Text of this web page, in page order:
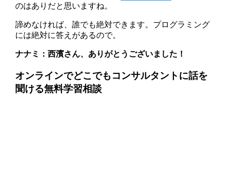
のはありだと思いますね。
諦めなければ、誰でも絶対できます。プログラミング
には絶対に答えがあるので。
ナナミ：西濱さん、ありがとうございました！
オンラインでどこでもコンサルタントに話を
聞ける無料学習相談